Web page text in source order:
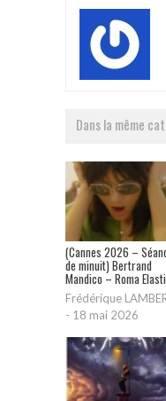
Dans la même
(Cannes 2026 –
de minuit) Bertrand
Mandico – Roma
Frédérique
- 18 mai 2026